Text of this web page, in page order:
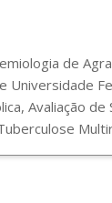
de
Universidade
Avaliação